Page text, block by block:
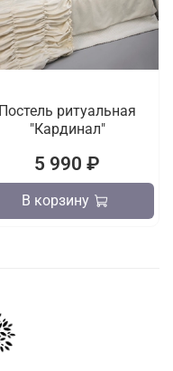
Постель ритуальная
"Кардинал"
5 990 ₽
В корзину